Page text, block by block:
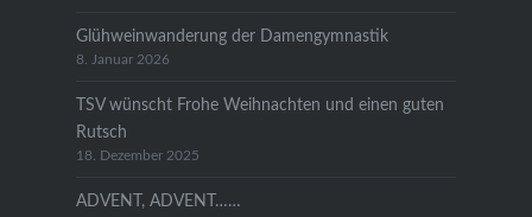
Glühweinwanderung der Damengymnastik
8. Januar 2026
TSV wünscht Frohe Weihnachten und einen guten
Rutsch
18. Dezember 2025
ADVENT, ADVENT……